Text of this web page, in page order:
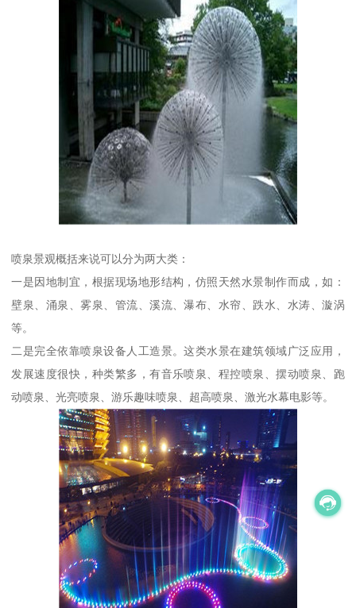
喷泉景观概括来说可以分为两大类：
一是因地制宜，根据现场地形结构，仿照天然水景制作而成，如：
壁泉、涌泉、雾泉、管流、溪流、瀑布、水帘、跌水、水涛、漩涡
等。
二是完全依靠喷泉设备人工造景。这类水景在建筑领域广泛应用，
发展速度很快，种类繁多，有音乐喷泉、程控喷泉、摆动喷泉、跑
动喷泉、光亮喷泉、游乐趣味喷泉、超高喷泉、激光水幕电影等。